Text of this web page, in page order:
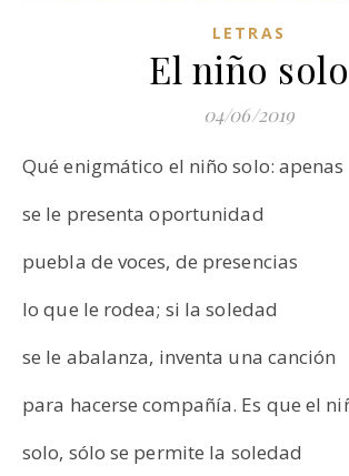
LETRAS
El niño solo
04/06/2019
Qué enigmático el niño solo: apenas
se le presenta oportunidad
puebla de voces, de presencias
lo que le rodea; si la soledad
se le abalanza, inventa una canción
para hacerse compañía. Es que el
solo, sólo se permite la soledad